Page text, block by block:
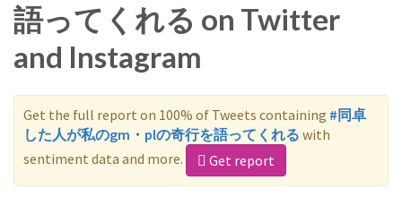
語ってくれる on Twitter
and Instagram
Get the full report on 100% of Tweets containing #同卓
した人が私のgm・plの奇行を語ってくれる with
sentiment data and more.
Get report